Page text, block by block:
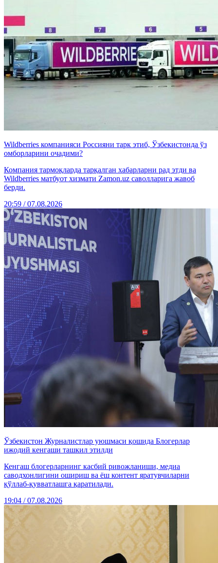
Wildberries компанияси Россияни тарк этиб, Ўзбекистонда ўз
омборларини очадими?
Компания тармоқларда тарқалган хабарларни рад этди ва
Wildberries матбуот хизмати Zamon.uz саволларига жавоб
берди.
20:59 / 07.08.2026
Ўзбекистон Журналистлар уюшмаси қошида Блогерлар
ижодий кенгаши ташкил этилди
Кенгаш блогерларнинг касбий ривожланиши, медиа
саводхонлигини ошириш ва ёш контент яратувчиларни
қўллаб-қувватлашга қаратилади.
19:04 / 07.08.2026